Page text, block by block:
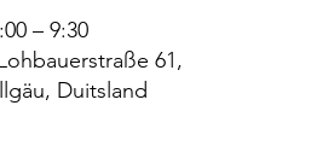
– 9:30
61,
Duitsland